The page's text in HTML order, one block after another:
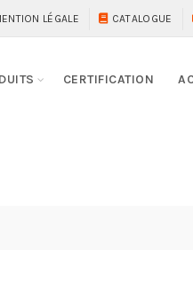
LÉGALE CATALOGUE
CERTIFICATION